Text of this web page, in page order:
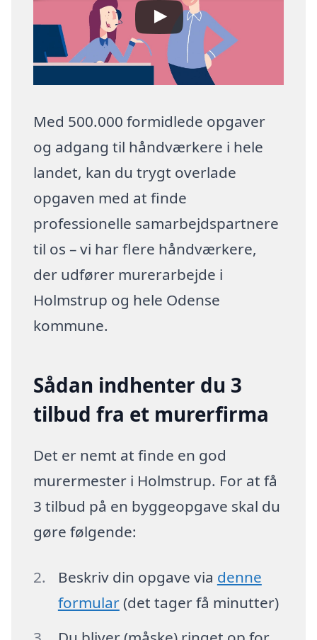
Med 500.000 formidlede opgaver
og adgang til håndværkere i hele
landet, kan du trygt overlade
opgaven med at finde
professionelle samarbejdspartnere
til os – vi har flere håndværkere,
der udfører murerarbejde i
Holmstrup og hele Odense
kommune.
Sådan indhenter du 3
tilbud fra et murerfirma
Det er nemt at finde en god
murermester i Holmstrup. For at få
3 tilbud på en byggeopgave skal du
gøre følgende:
Beskriv din opgave via denne
formular(det tager få minutter)